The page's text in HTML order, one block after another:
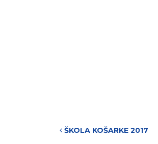
Post
ŠKOLA KOŠARKE 2017